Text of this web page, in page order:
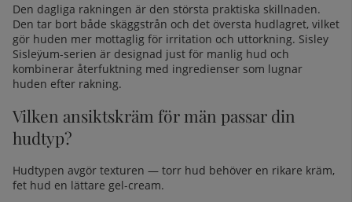
Den dagliga rakningen är den största praktiska skillnaden.
Den tar bort både skäggstrån och det översta hudlagret, vilket
gör huden mer mottaglig för irritation och uttorkning. Sisley
Sisleÿum-serien är designad just för manlig hud och
kombinerar återfuktning med ingredienser som lugnar
huden efter rakning.
Vilken ansiktskräm för män passar din
hudtyp?
Hudtypen avgör texturen — torr hud behöver en rikare kräm,
fet hud en lättare gel-cream.